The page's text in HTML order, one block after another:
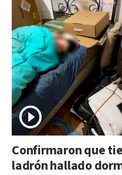
Confirmaron que
ladrón hallado